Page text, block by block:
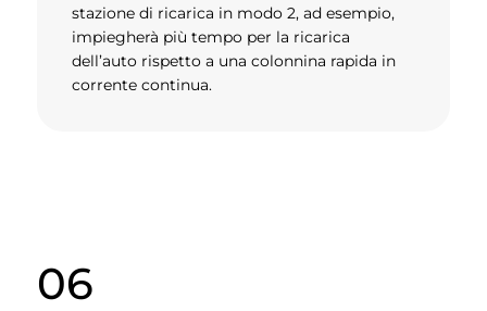
stazione di ricarica in modo 2, ad esempio,
impiegherà più tempo per la ricarica
dell’auto rispetto a una colonnina rapida in
corrente continua.
06